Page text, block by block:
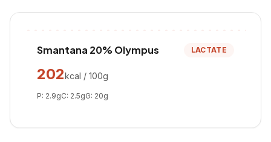
Smantana 20% Olympus LACTATE
202kcal / 100g
P: 2.9gC: 2.5gG: 20g